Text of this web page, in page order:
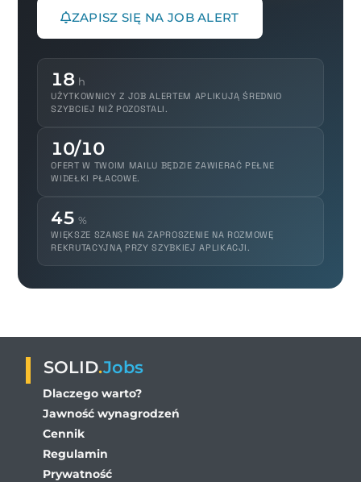
ZAPISZ SIĘ NA JOB ALERT
18 h
UŻYTKOWNICY Z JOB ALERTEM APLIKUJĄ ŚREDNIO
SZYBCIEJ NIŻ POZOSTALI.
10/10
OFERT W TWOIM MAILU BĘDZIE ZAWIERAĆ PEŁNE
WIDEŁKI PŁACOWE.
45 %
WIĘKSZE SZANSE NA ZAPROSZENIE NA ROZMOWĘ
REKRUTACYJNĄ PRZY SZYBKIEJ APLIKACJI.
SOLID.Jobs
Dlaczego warto?
Jawność wynagrodzeń
Cennik
Regulamin
Prywatność